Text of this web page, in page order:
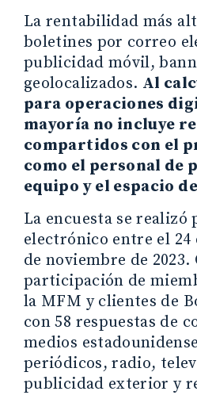
La rentabilidad más
boletines por correo
publicidad móvil,
geolocalizados. Al
para operaciones
mayoría no incluye
compartidos con el
como el personal de
equipo y el espacio
La encuesta se realizó
electrónico entre el 24
de noviembre de
participación de
la MFM y clientes de
con 58 respuestas de
medios
periódicos, radio,
publicidad exterior y